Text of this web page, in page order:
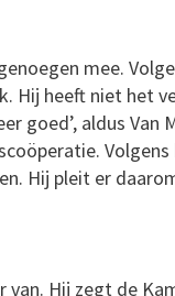
mee.
Hij heeft niet het
goed’, aldus Van
Hij pleit er
van. Hij zegt de